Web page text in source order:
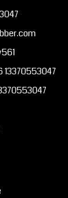
13370553047